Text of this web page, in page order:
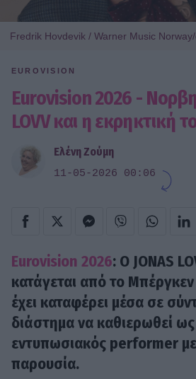
Fredrik Hovdevik / Warner Music
EUROVISION
Eurovision 2026 -
LOVV και η εκρηκτική
Ελένη Ζούμη
11-05-2026 00:06
Eurovision 2026: Ο JONAS
κατάγεται από το
έχει καταφέρει μέσα σε
διάστημα να καθιερωθεί
εντυπωσιακός performer
παρουσία.